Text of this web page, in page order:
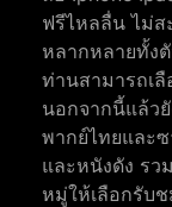
ฟรีไหลลื่น ไม่ส
หลากหลายทั้งตั
ท่านสามารถเ
นอกจากนี้แล้ว
พากย์ไทยและ
และหนังดัง รว
หมู่ให้เลือกรับ